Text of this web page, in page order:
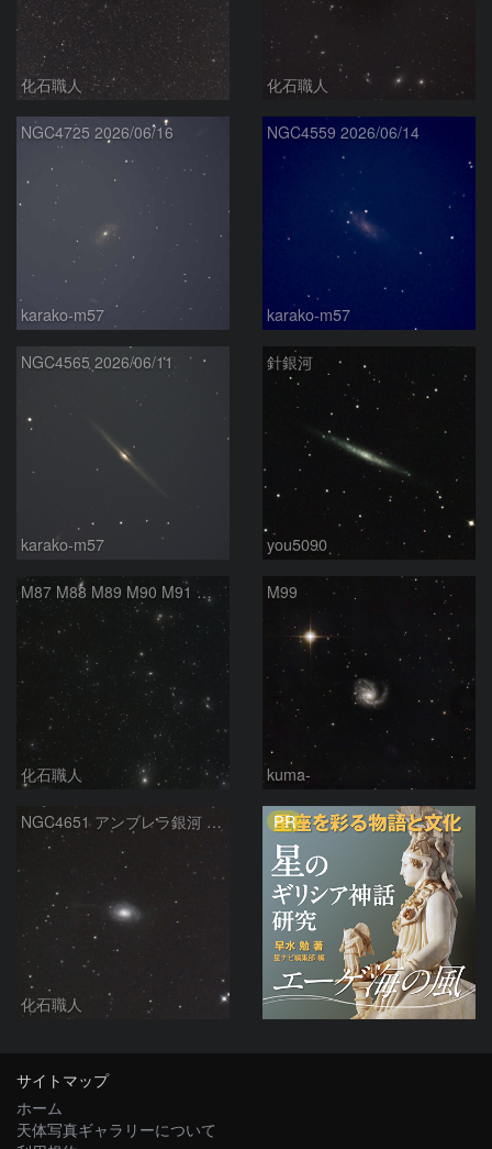
化石職人 化石職人
NGC4725 2026/06/16
karako-m57
NGC4559 2026/06/14
karako-m57
NGC4565 2026/06/11
karako-m57
針銀河
you5090
M87 M88 M89 M90 M91 マルカリアンの銀河鎖 おとめ座 かみのけ座
化石職人
M99
kuma-
NGC4651 アンブレラ銀河 かみのけ座
化石職人
PR
サイトマップ
ホーム
天体写真ギャラリーについて